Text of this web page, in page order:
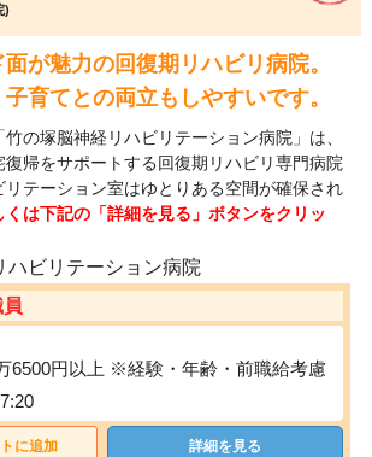
)
が魅力の回復期リハビリ病院。
育てとの両立もしやすいです。
の塚脳神経リハビリテーション病院」は、
帰をサポートする回復期リハビリ専門病院
リテーション室はゆとりある空間が確保され
は下記の「詳細を見る」ボタンをクリッ
6500円以上 ※経験・年齢・前職給考慮
に追加 詳細を見る